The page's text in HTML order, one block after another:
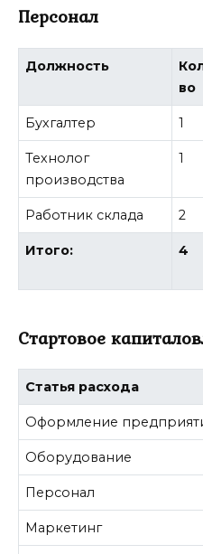
Персонал
Должность
во
Бухгалтер 1
Технолог
производства
1
Работник склада 2
Итого: 4
Стартовое
Статья расхода
Оформление
Оборудование
Персонал
Маркетинг